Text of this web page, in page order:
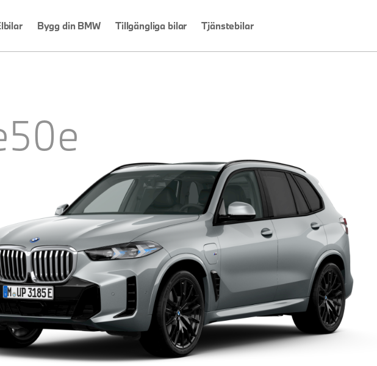
Bygg din BMW Tillgängliga bilar Tjänstebilar